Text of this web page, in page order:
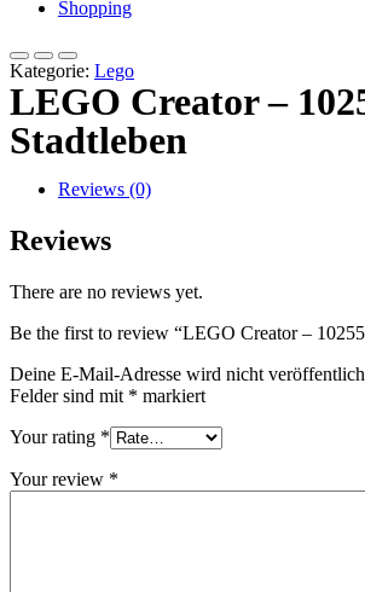
Shopping
Kategorie: Lego
LEGO Creator –
Stadtleben
Reviews (0)
Reviews
There are no reviews yet.
Be the first to review “LEGO Creator –
Deine E-Mail-Adresse wird nicht
Felder sind mit * markiert
Your rating *
Your review *